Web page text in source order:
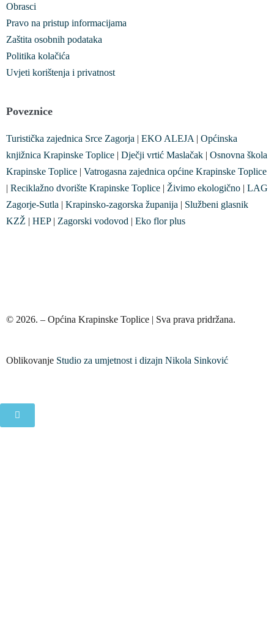
Obrasci
Pravo na pristup informacijama
Zaštita osobnih podataka
Politika kolačića
Uvjeti korištenja i privatnost
Poveznice
Turistička zajednica Srce Zagorja | EKO ALEJA | Općinska
knjižnica Krapinske Toplice | Dječji vrtić Maslačak | Osnovna škola
Krapinske Toplice | Vatrogasna zajednica općine Krapinske Toplice
| Reciklažno dvorište Krapinske Toplice | Živimo ekologično | LAG
Zagorje-Sutla | Krapinsko-zagorska županija | Službeni glasnik
KZŽ | HEP| Zagorski vodovod | Eko flor plus
© 2026. – Općina Krapinske Toplice | Sva prava pridržana.
Oblikovanje Studio za umjetnost i dizajn Nikola Sinković